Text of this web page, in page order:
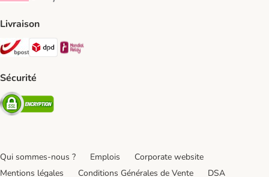
Livraison
Bpost Shipping Method
DPD Shipping Method
Sécurité
Security
Qui sommes-nous ? Emplois
Corporate website
Mentions légales
Conditions Générales de Vente
DSA